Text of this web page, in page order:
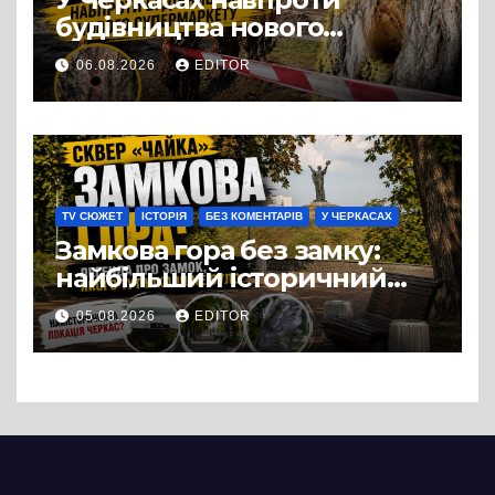
будівництва нового
супермаркету VARUS на
проспекті Перемоги всохли
дерева. І це навряд чи
можна назвати
випадковістю
06.08.2026 EDITOR
TV СЮЖЕТ ІСТОРІЯ БЕЗ КОМЕНТАРІВ У ЧЕРКАСАХ
Замкова гора без замку:
найбільший історичний
міф Черкас
05.08.2026 EDITOR